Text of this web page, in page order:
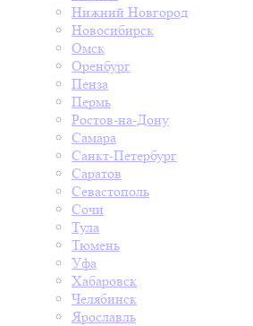
Нижний Новгород
Новосибирск
Омск
Оренбург
Пенза
Пермь
Ростов-на-Дону
Самара
Санкт-Петербург
Саратов
Севастополь
Сочи
Тула
Тюмень
Уфа
Хабаровск
Челябинск
Ярославль